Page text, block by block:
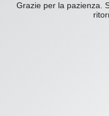
Grazie per la pazienza.